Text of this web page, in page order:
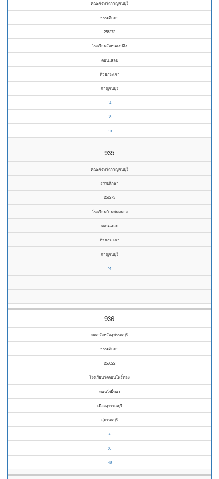
คณะจังหวัดกาญจนบุรี
ธรรมศึกษา
258272
โรงเรียนวัดหนองปลิง
ดอนแสลบ
ห้วยกระเจา
กาญจนบุรี
14
18
19
935
คณะจังหวัดกาญจนบุรี
ธรรมศึกษา
258273
โรงเรียนบ้านพนมนาง
ดอนแสลบ
ห้วยกระเจา
กาญจนบุรี
14
-
-
936
คณะจังหวัดสุพรรณบุรี
ธรรมศึกษา
257022
โรงเรียนวัดดอนโพธิ์ทอง
ดอนโพธิ์ทอง
เมืองสุพรรณบุรี
สุพรรณบุรี
76
50
48